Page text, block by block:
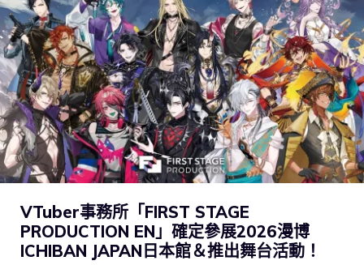
VTuber事務所「FIRST STAGE
PRODUCTION EN」確定參展2026漫博
ICHIBAN JAPAN日本館＆推出舞台活動！